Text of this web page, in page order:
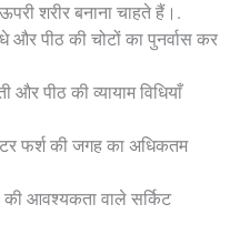
शरीर बनाना चाहते हैं।.
और पीठ की चोटों का पुनर्वास कर
पीठ की व्यायाम विधियाँ
फर्श की जगह का अधिकतम
आवश्यकता वाले सर्किट